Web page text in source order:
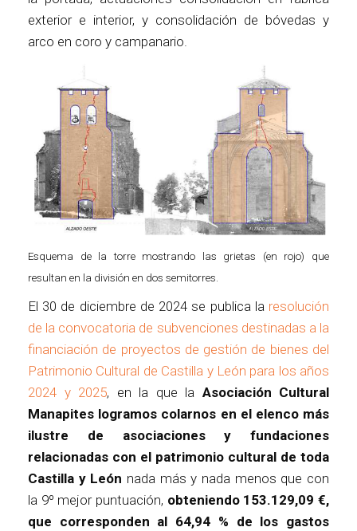
exterior e interior, y consolidación de bóvedas y
arco en coro y campanario.
Esquema de la torre mostrando las grietas (en rojo) que
resultan en la división en dos semitorres.
El 30 de diciembre de 2024 se publica la resolución
de la convocatoria de subvenciones destinadas a la
financiación de proyectos de gestión de bienes del
Patrimonio Cultural de Castilla y León para los años
2024 y 2025, en la que la Asociación Cultural
Manapites logramos colarnos en el elenco más
ilustre de asociaciones y fundaciones
relacionadas con el patrimonio cultural de toda
Castilla y León nada más y nada menos que con
la 9º mejor puntuación, obteniendo 153.129,09 €,
que corresponden al 64,94 % de los gastos